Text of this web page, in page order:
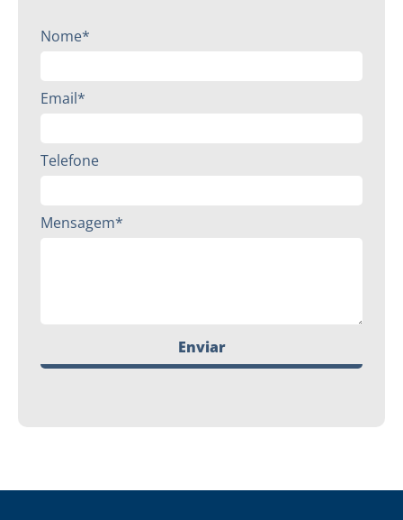
Nome*
Email*
Telefone
Mensagem*
Enviar